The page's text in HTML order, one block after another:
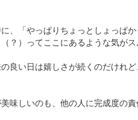
、「やっぱりちょっとしょっぱ
？）ってここにあるような気がス
良い日は嬉しさが続くのだけれ
味しいのも、他の人に完成度の責